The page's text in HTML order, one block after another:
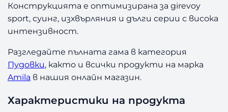
о
в
к
A
m
l
a
2
Конструкцията е оптимизирана за girevoy
sport, суинг, изхвърляния и дълги серии с висока
интензивност.
Разгледайте пълната гама в категория
Пудовки, както и всички продукти на марка
Amila в нашия онлайн магазин.
Характеристики на продукта